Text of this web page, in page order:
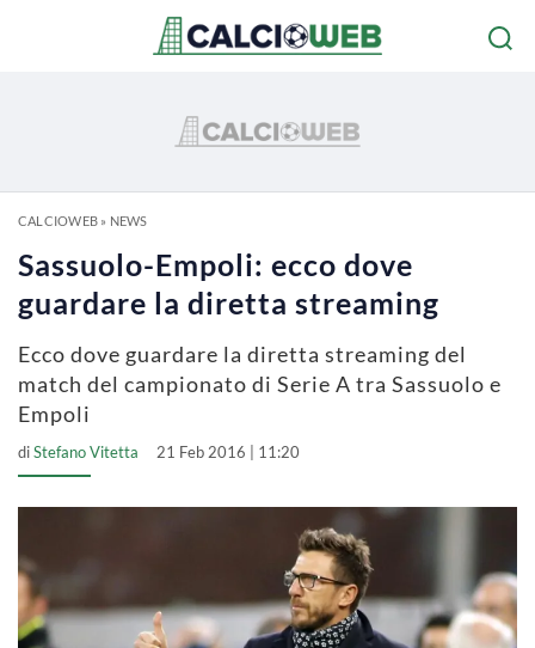
CALCIOWEB» NEWS
Sassuolo-Empoli: ecco dove
guardare la diretta streaming
Ecco dove guardare la diretta streaming del
match del campionato di Serie A tra Sassuolo e
Empoli
diStefano Vitetta 21 Feb 2016 | 11:20